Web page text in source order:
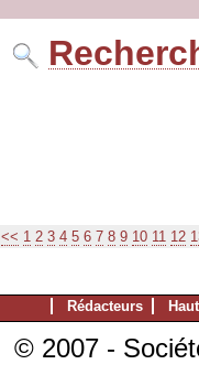
<< 1 2 3 4 5 6 7 8 9 10 11 12
Rédacteurs
© 2007 -